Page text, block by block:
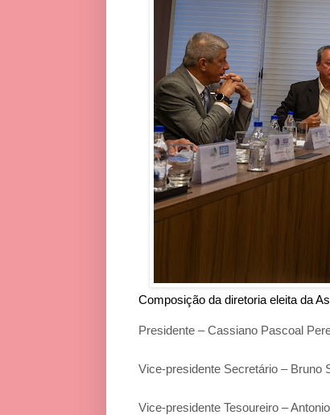
Composição da diretoria eleita da
Presidente – Cassiano Pascoal
Vice-presidente Secretário – Bruno
Vice-presidente Tesoureiro –